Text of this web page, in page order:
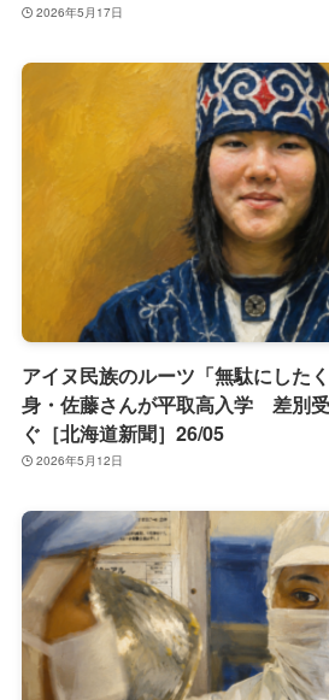
2026年5月17日
アイヌ民族のルーツ「無駄にした
身・佐藤さんが平取高入学 差別
ぐ［北海道新聞］26/05
2026年5月12日